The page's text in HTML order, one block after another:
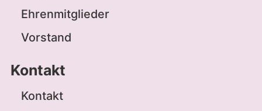
Ehrenmitglieder
Vorstand
Kontakt
Kontakt